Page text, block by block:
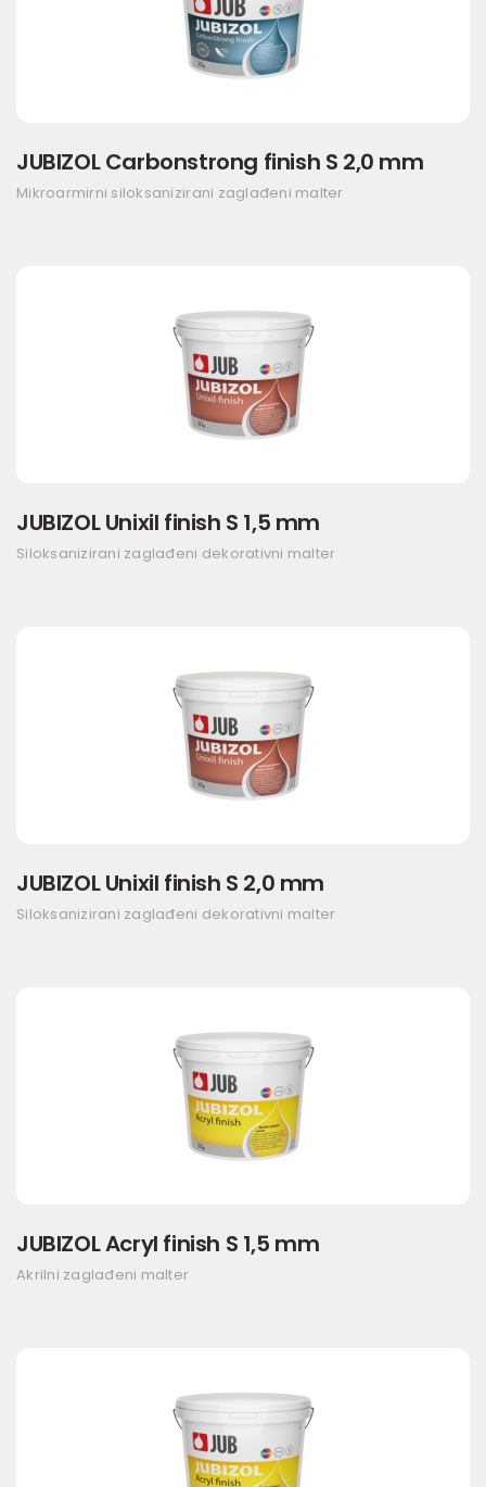
JUBIZOL Carbonstrong finish S 2,0 mm
Mikroarmirni siloksanizirani zaglađeni malter
JUBIZOL Unixil finish S 1,5 mm
Siloksanizirani zaglađeni dekorativni malter
JUBIZOL Unixil finish S 2,0 mm
Siloksanizirani zaglađeni dekorativni malter
JUBIZOL Acryl finish S 1,5 mm
Akrilni zaglađeni malter